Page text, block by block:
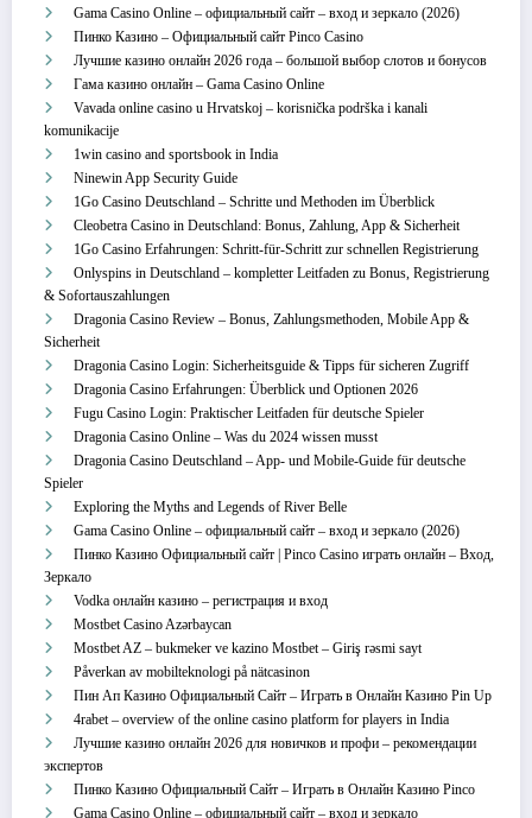
Gama Casino Online – официальный сайт – вход и зеркало (2026)
Пинко Казино – Официальный сайт Pinco Casino
Лучшие казино онлайн 2026 года – большой выбор слотов и бонусов
Гама казино онлайн – Gama Casino Online
Vavada online casino u Hrvatskoj – korisnička podrška i kanali
komunikacije
1win casino and sportsbook in India
Ninewin App Security Guide
1Go Casino Deutschland – Schritte und Methoden im Überblick
Cleobetra Casino in Deutschland: Bonus, Zahlung, App & Sicherheit
1Go Casino Erfahrungen: Schritt‑für‑Schritt zur schnellen Registrierung
Onlyspins in Deutschland – kompletter Leitfaden zu Bonus, Registrierung
& Sofortauszahlungen
Dragonia Casino Review – Bonus, Zahlungsmethoden, Mobile App &
Sicherheit
Dragonia Casino Login: Sicherheitsguide & Tipps für sicheren Zugriff
Dragonia Casino Erfahrungen: Überblick und Optionen 2026
Fugu Casino Login: Praktischer Leitfaden für deutsche Spieler
Dragonia Casino Online – Was du 2024 wissen musst
Dragonia Casino Deutschland – App‑ und Mobile‑Guide für deutsche
Spieler
Exploring the Myths and Legends of River Belle
Gama Casino Online – официальный сайт – вход и зеркало (2026)
Пинко Казино Официальный сайт | Pinco Casino играть онлайн – Вход,
Зеркало
Vodka онлайн казино – регистрация и вход
Mostbet Casino Azərbaycan
Mostbet AZ – bukmeker ve kazino Mostbet – Giriş rəsmi sayt
Påverkan av mobilteknologi på nätcasinon
Пин Ап Казино Официальный Сайт – Играть в Онлайн Казино Pin Up
4rabet – overview of the online casino platform for players in India
Лучшие казино онлайн 2026 для новичков и профи – рекомендации
экспертов
Пинко Казино Официальный Сайт – Играть в Онлайн Казино Pinco
Gama Casino Online – официальный сайт – вход и зеркало